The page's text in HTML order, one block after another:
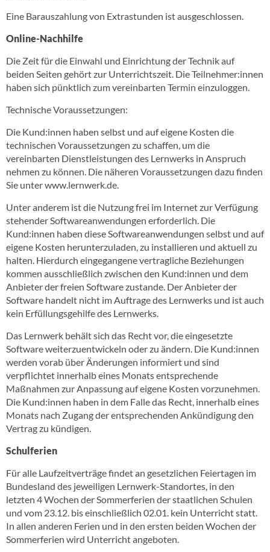
Eine Barauszahlung von Extrastunden ist ausgeschlossen.
Online-Nachhilfe
Die Zeit für die Einwahl und Einrichtung der Technik auf
beiden Seiten gehört zur Unterrichtszeit. Die Teilnehmer:innen
haben sich pünktlich zum vereinbarten Termin einzuloggen.
Technische Voraussetzungen:
Die Kund:innen haben selbst und auf eigene Kosten die
technischen Voraussetzungen zu schaffen, um die
vereinbarten Dienstleistungen des Lernwerks in Anspruch
nehmen zu können. Die näheren Voraussetzungen dazu finden
Sie unter www.lernwerk.de.
Unter anderem ist die Nutzung frei im Internet zur Verfügung
stehender Softwareanwendungen erforderlich. Die
Kund:innen haben diese Softwareanwendungen selbst und auf
eigene Kosten herunterzuladen, zu installieren und aktuell zu
halten. Hierdurch eingegangene vertragliche Beziehungen
kommen ausschließlich zwischen den Kund:innen und dem
Anbieter der freien Software zustande. Der Anbieter der
Software handelt nicht im Auftrage des Lernwerks und ist auch
kein Erfüllungsgehilfe des Lernwerks.
Das Lernwerk behält sich das Recht vor, die eingesetzte
Software weiterzuentwickeln oder zu ändern. Die Kund:innen
werden vorab über Änderungen informiert und sind
verpflichtet innerhalb eines Monats entsprechende
Maßnahmen zur Anpassung auf eigene Kosten vorzunehmen.
Die Kund:innen haben in dem Falle das Recht, innerhalb eines
Monats nach Zugang der entsprechenden Ankündigung den
Vertrag zu kündigen.
Schulferien
Für alle Laufzeitverträge findet an gesetzlichen Feiertagen im
Bundesland des jeweiligen Lernwerk-Standortes, in den
letzten 4 Wochen der Sommerferien der staatlichen Schulen
und vom 23.12. bis einschließlich 02.01. kein Unterricht statt.
In allen anderen Ferien und in den ersten beiden Wochen der
Sommerferien wird Unterricht angeboten.